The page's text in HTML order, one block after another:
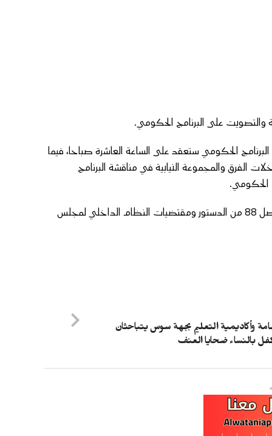
والتصويت على البرنامج الحكومي.
الحكومي ستعقد على الساعة العاشرة صباحا، فيما
الفرق والمجموعة النيابية في مناقشة البرنامج
الحكومي.
وأشار البلاغ إلى أن هاتين الجلستين العموميتين تُعقدان طبقا لأحكام الفصل 88 من الدستور ومقتضيات النظام الداخلي لمجلس
وأكاديمية التعليم بجهة سوس يتباحثان
بالنساء ضحايا العنف